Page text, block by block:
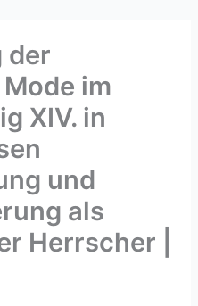
der
im
XIV. in
und
als
Herrscher |